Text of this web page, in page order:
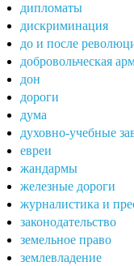
дипломаты
дискриминация
до и после
добровольческая
дон
дороги
дума
духовно-учебные
евреи
жандармы
железные дороги
журналистика и
законодательство
земельное право
землевладение